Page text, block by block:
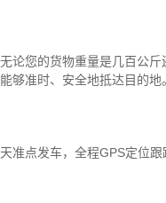
论您的货物重量是几百公
够准时、安全地抵达目的地。
准点发车，全程GPS定位